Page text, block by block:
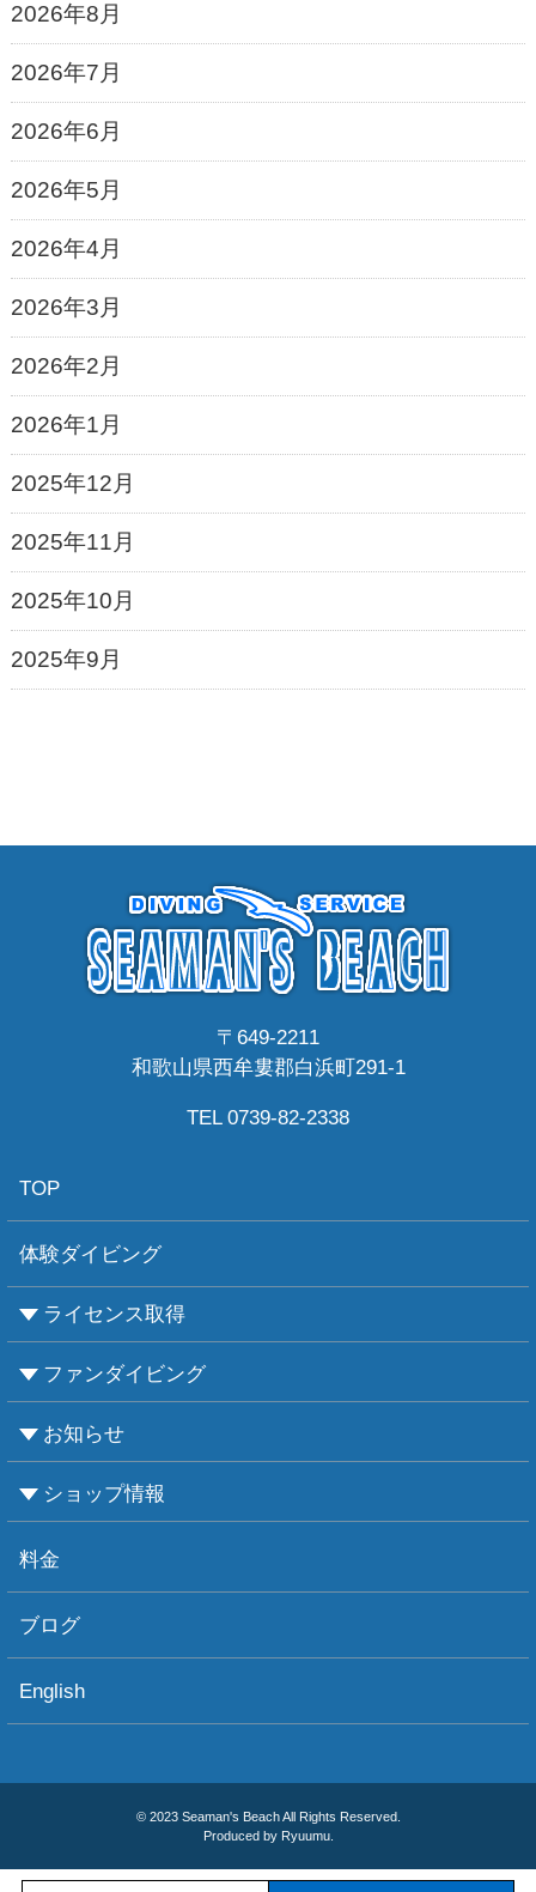
2026年8月
2026年7月
2026年6月
2026年5月
2026年4月
2026年3月
2026年2月
2026年1月
2025年12月
2025年11月
2025年10月
2025年9月
〒649-2211
和歌山県西牟婁郡白浜町291-1
TEL 0739-82-2338
TOP
体験ダイビング
ライセンス取得
CMASについて
PADIについて
Ｃカードライセンス取得
レベルアップCMAS
レベルアップPADI
インストラクターコース
エンリッチド・エア・ナイトロックス講習
ファンダイビング
ビーチダイビング
ボートダイビング
セルフダイビング
レンタル器材
お知らせ
お知らせ
お天気情報
フォトグラフィ
ツアー情報
ショップ情報
ショップ情報
アクセス
ダイビングポイント
ショップボート「かもめ」
スタッフ紹介
宿泊施設
リンク集
お問い合わせ
料金
ブログ
English
© 2023 Seaman's Beach All Rights Reserved.
Produced by Ryuumu.